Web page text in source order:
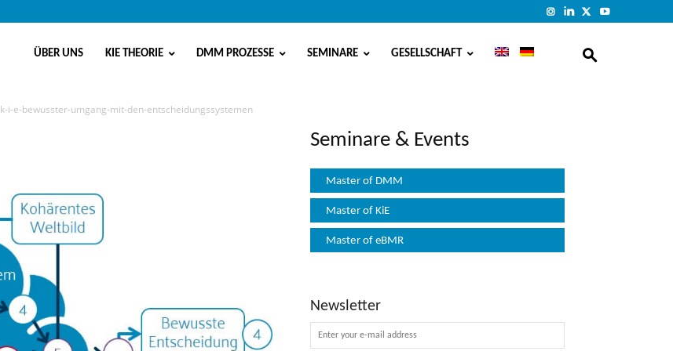
ÜBER UNS KIE THEORIE DMM PROZESSE SEMINARE GESELLSCHAFT
k-i-e-bewusster-umgang-mit-den-entscheidungssystemen
Seminare & Events
Master of DMM
Master of KiE
Master of eBMR
Newsletter